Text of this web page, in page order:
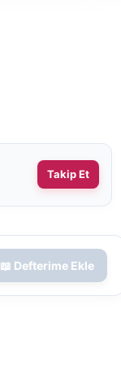
Takip Et
📖 Defterime Ekle